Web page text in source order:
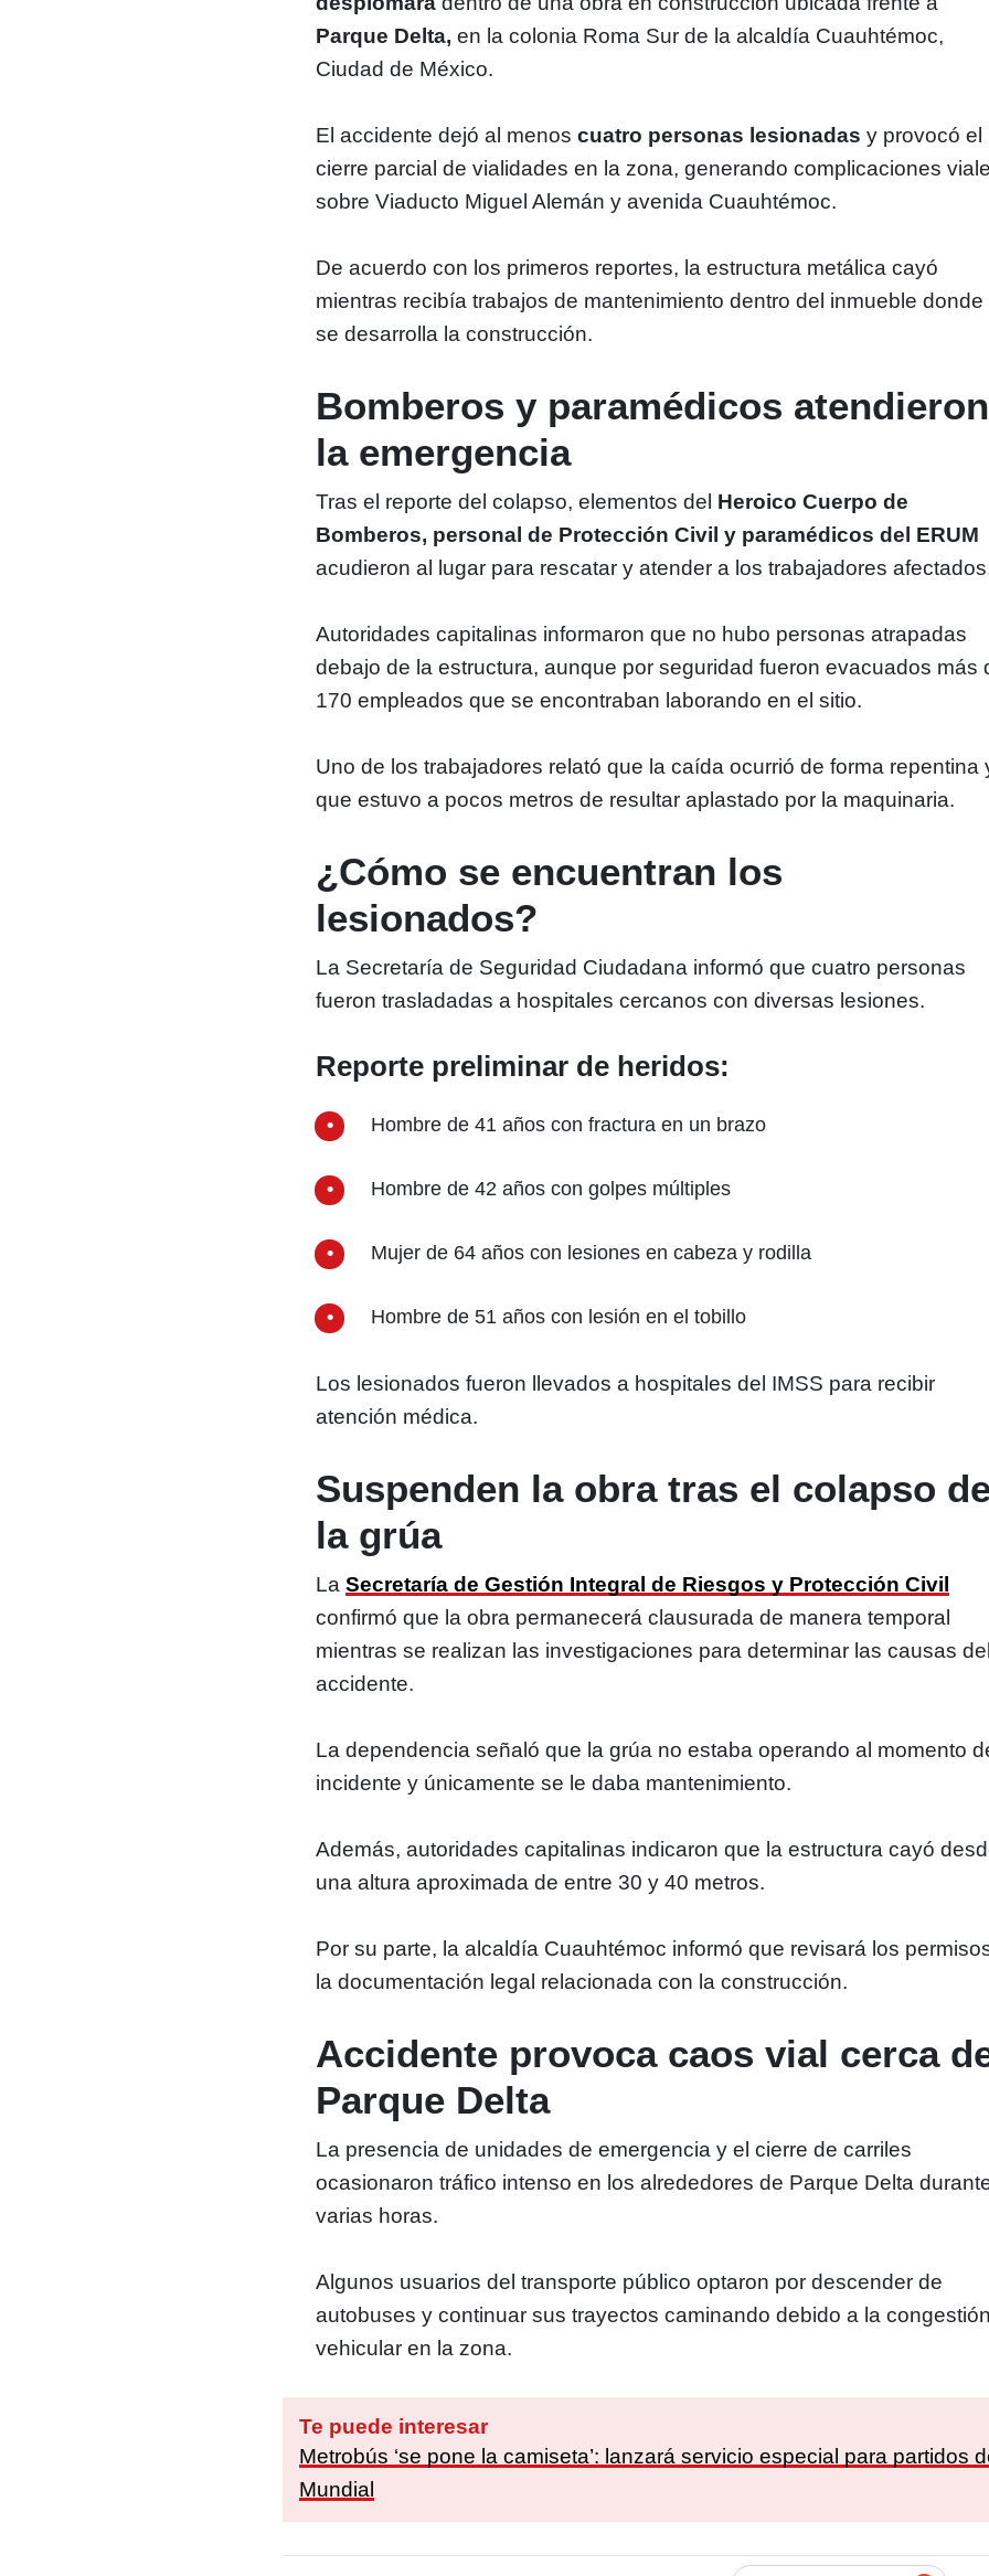
Parque Delta, en la colonia Roma Sur de la alcaldía Cuauhtémoc,
Ciudad de México.
El accidente dejó al menoscuatro personas lesionadas y provocó el
cierre parcial de vialidades en la zona, generando complicaciones
sobre Viaducto Miguel Alemán y avenida Cuauhtémoc.
De acuerdo con los primeros reportes, la estructura metálica cayó
mientras recibía trabajos de mantenimiento dentro del inmueble donde
se desarrolla la construcción.
Bomberos y paramédicos atendieron
la emergencia
Tras el reporte del colapso, elementos del Heroico Cuerpo de
Bomberos, personal de Protección Civil y paramédicos del ERUM
acudieron al lugar para rescatar y atender a los trabajadores
Autoridades capitalinas informaron que no hubo personas atrapadas
debajo de la estructura, aunque por seguridad fueron evacuados más
170 empleados que se encontraban laborando en el sitio.
Uno de los trabajadores relató que la caída ocurrió de forma repentina
que estuvo a pocos metros de resultar aplastado por la maquinaria.
¿Cómo se encuentran los
lesionados?
La Secretaría de Seguridad Ciudadana informó que cuatro personas
fueron trasladadas a hospitales cercanos con diversas lesiones.
Reporte preliminar de heridos:
Hombre de 41 años con fractura en un brazo
Hombre de 42 años con golpes múltiples
Mujer de 64 años con lesiones en cabeza y rodilla
Hombre de 51 años con lesión en el tobillo
Los lesionados fueron llevados a hospitales del IMSS para recibir
atención médica.
Suspenden la obra tras el colapso
la grúa
LaSecretaría de Gestión Integral de Riesgos y Protección Civil
confirmó que la obra permanecerá clausurada de manera temporal
mientras se realizan las investigaciones para determinar las causas
accidente.
La dependencia señaló que la grúa no estaba operando al momento
incidente y únicamente se le daba mantenimiento.
Además, autoridades capitalinas indicaron que la estructura cayó
una altura aproximada de entre 30 y 40 metros.
Por su parte, la alcaldía Cuauhtémoc informó que revisará los
la documentación legal relacionada con la construcción.
Accidente provoca caos vial cerca
Parque Delta
La presencia de unidades de emergencia y el cierre de carriles
ocasionaron tráfico intenso en los alrededores de Parque Delta
varias horas.
Algunos usuarios del transporte público optaron por descender de
autobuses y continuar sus trayectos caminando debido a la
vehicular en la zona.
Te puede interesar
Metrobús ‘se pone la camiseta’: lanzará servicio especial para partidos
Mundial